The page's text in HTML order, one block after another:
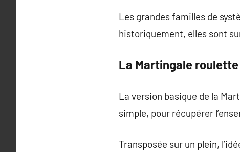
Les grandes familles de
historiquement, elles sont
La Martingale
La version basique de la
simple, pour récupérer
Transposée sur un plein,